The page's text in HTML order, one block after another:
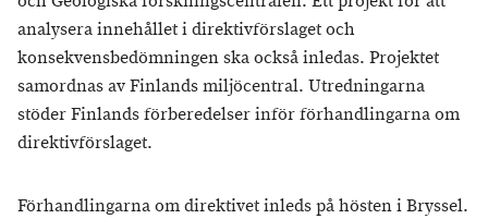
analysera innehållet i direktivförslaget och
konsekvensbedömningen ska också inledas. Projektet
samordnas av Finlands miljöcentral. Utredningarna
stöder Finlands förberedelser inför förhandlingarna om
direktivförslaget.
Förhandlingarna om direktivet inleds på hösten i Bryssel.